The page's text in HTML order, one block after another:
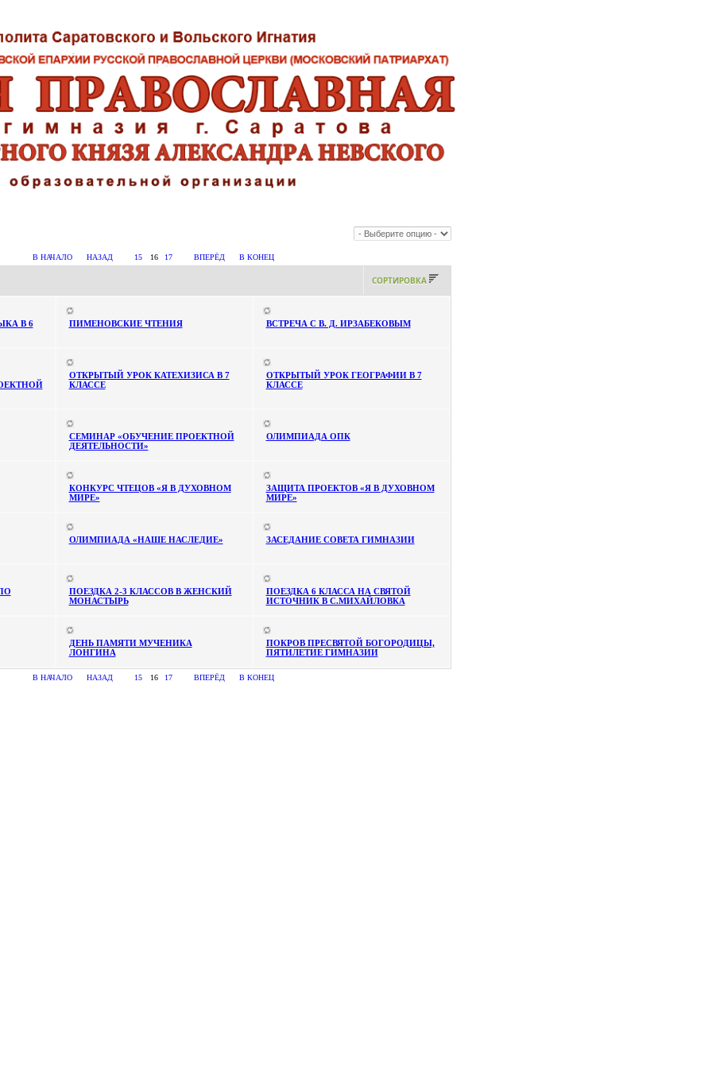
В НАЧАЛО НАЗАД 15 16 17 ВПЕРЁД В КОНЕЦ
СОРТИРОВКА
В 6
ПИМЕНОВСКИЕ ЧТЕНИЯ ВСТРЕЧА С В. Д. ИРЗАБЕКОВЫМ
ОТКРЫТЫЙ УРОК КАТЕХИЗИСА В 7
КЛАССЕ
ОТКРЫТЫЙ УРОК ГЕОГРАФИИ В 7
КЛАССЕ
СЕМИНАР «ОБУЧЕНИЕ ПРОЕКТНОЙ
ДЕЯТЕЛЬНОСТИ»
ОЛИМПИАДА ОПК
КОНКУРС ЧТЕЦОВ «Я В ДУХОВНОМ
МИРЕ»
ЗАЩИТА ПРОЕКТОВ «Я В ДУХОВНОМ
МИРЕ»
ОЛИМПИАДА «НАШЕ НАСЛЕДИЕ» ЗАСЕДАНИЕ СОВЕТА ГИМНАЗИИ
ПОЕЗДКА 2-3 КЛАССОВ В ЖЕНСКИЙ
МОНАСТЫРЬ
ПОЕЗДКА 6 КЛАССА НА СВЯТОЙ
ИСТОЧНИК В С.МИХАЙЛОВКА
ДЕНЬ ПАМЯТИ МУЧЕНИКА
ЛОНГИНА
ПОКРОВ ПРЕСВЯТОЙ БОГОРОДИЦЫ,
ПЯТИЛЕТИЕ ГИМНАЗИИ
В НАЧАЛО НАЗАД 15 16 17 ВПЕРЁД В КОНЕЦ